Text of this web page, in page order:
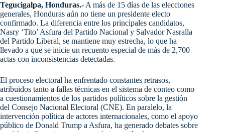
Tegucigalpa, Honduras.-A más de 15 días de las elecciones
generales, Honduras aún no tiene un presidente electo
confirmado. La diferencia entre los principales candidatos,
Nasry ‘Tito’ Asfura del Partido Nacional y Salvador Nasralla
del Partido Liberal, se mantiene muy estrecha, lo que ha
llevado a que se inicie un recuento especial de más de 2,700
actas con inconsistencias detectadas.
El proceso electoral ha enfrentado constantes retrasos,
atribuidos tanto a fallas técnicas en el sistema de conteo como
a cuestionamientos de los partidos políticos sobre la gestión
del Consejo Nacional Electoral (CNE). En paralelo, la
intervención política de actores internacionales, como el apoyo
público de Donald Trump a Asfura, ha generado debates sobre